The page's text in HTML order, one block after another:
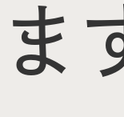
ま